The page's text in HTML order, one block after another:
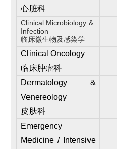
心脏科
Clinical Microbiology &
Infection
临床微生物及感染学
Clinical Oncology
临床肿瘤科
Dermatology &
Venereology
皮肤科
Emergency
Medicine / Intensive